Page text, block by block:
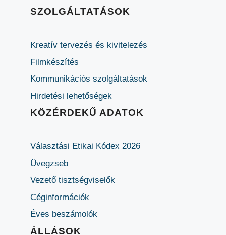
SZOLGÁLTATÁSOK
Kreatív tervezés és kivitelezés
Filmkészítés
Kommunikációs szolgáltatások
Hirdetési lehetőségek
KÖZÉRDEKŰ ADATOK
Választási Etikai Kódex 2026
Üvegzseb
Vezető tisztségviselők
Céginformációk
Éves beszámolók
ÁLLÁSOK